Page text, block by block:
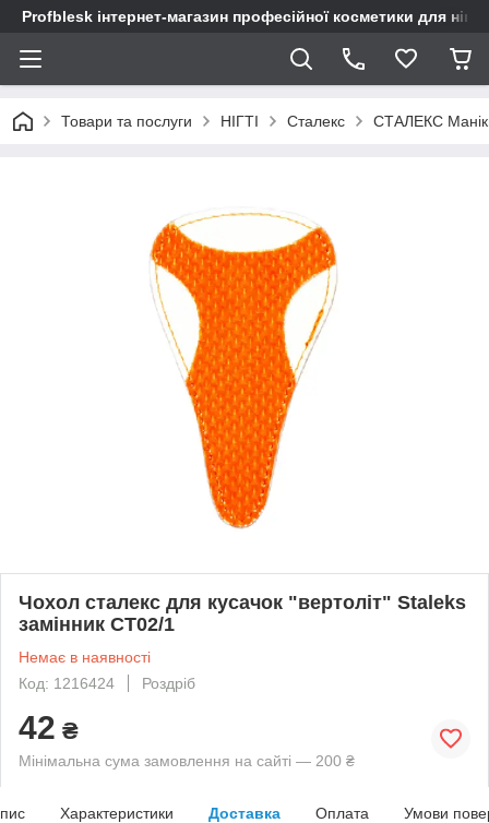
Profblesk інтернет-магазин професійної косметики для
Товари та послуги НІГТІ Сталекс СТАЛЕКС
Чохол сталекс для кусачок "вертоліт" Staleks
замінник СТ02/1
Немає в наявності
Код: 1216424
Роздріб
42 ₴
Мінімальна сума замовлення на сайті — 200 ₴
Характеристики Доставка Оплата Умови